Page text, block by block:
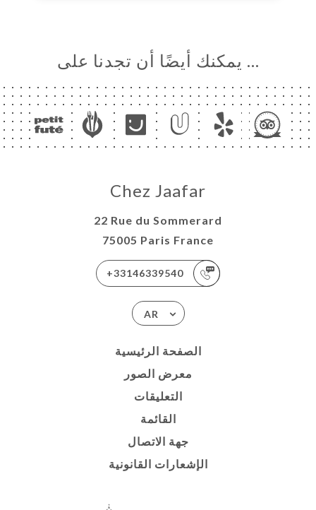
… يمكنك أيضًا أن تجدنا على
Chez Jaafar
22 Rue du Sommerard
75005 Paris France
+33146339540
AR
الصفحة الرئيسية
معرض الصور
التعليقات
القائمة
جهة الاتصال
الإشعارات القانونية